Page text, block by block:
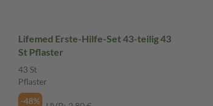
Lifemed Erste-Hilfe-Set 43-teilig 43
St Pflaster
43 St
Pflaster
-48%